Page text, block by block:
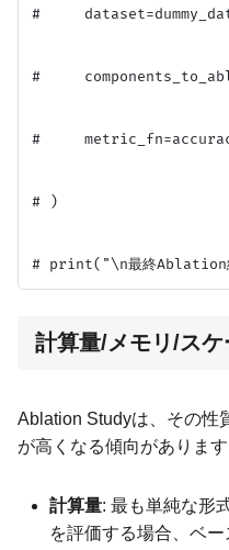
#
#
#
# )
計算量/メモリ/ス
Ablation Studyは、その性
が高くなる傾向があります
計算量: 最も単純な形
を評価する場合、ベ